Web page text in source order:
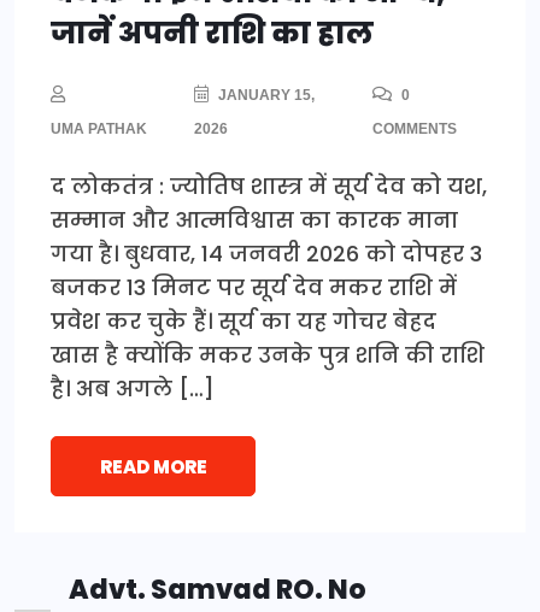
जानें अपनी राशि का हाल
UMA PATHAK
JANUARY 15,
2026
0
COMMENTS
द लोकतंत्र : ज्योतिष शास्त्र में सूर्य देव को यश,
सम्मान और आत्मविश्वास का कारक माना
गया है। बुधवार, 14 जनवरी 2026 को दोपहर 3
बजकर 13 मिनट पर सूर्य देव मकर राशि में
प्रवेश कर चुके हैं। सूर्य का यह गोचर बेहद
खास है क्योंकि मकर उनके पुत्र शनि की राशि
है। अब अगले […]
READ MORE
Advt. Samvad RO. No